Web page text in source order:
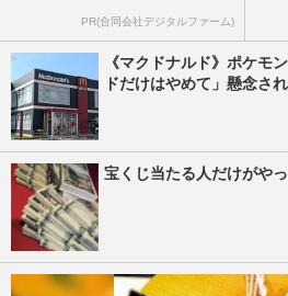
PR(合同会社デジタルファーム)
《マクドナルド》ポケモ
ドだけはやめて」懸念さ
宝くじ当たる人だけがや